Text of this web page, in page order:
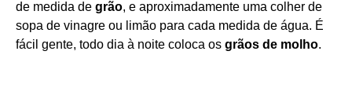
de medida de grão, e aproximadamente uma colher de
sopa de vinagre ou limão para cada medida de água. É
fácil gente, todo dia à noite coloca os grãos de molho.